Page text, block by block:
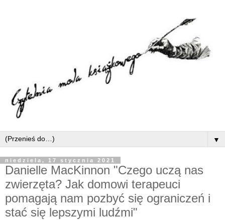
▼
niedziela, 17 stycznia 2021
Danielle MacKinnon "Czego uczą nas
zwierzęta? Jak domowi terapeuci
pomagają nam pozbyć się ograniczeń i
stać się lepszymi ludźmi"